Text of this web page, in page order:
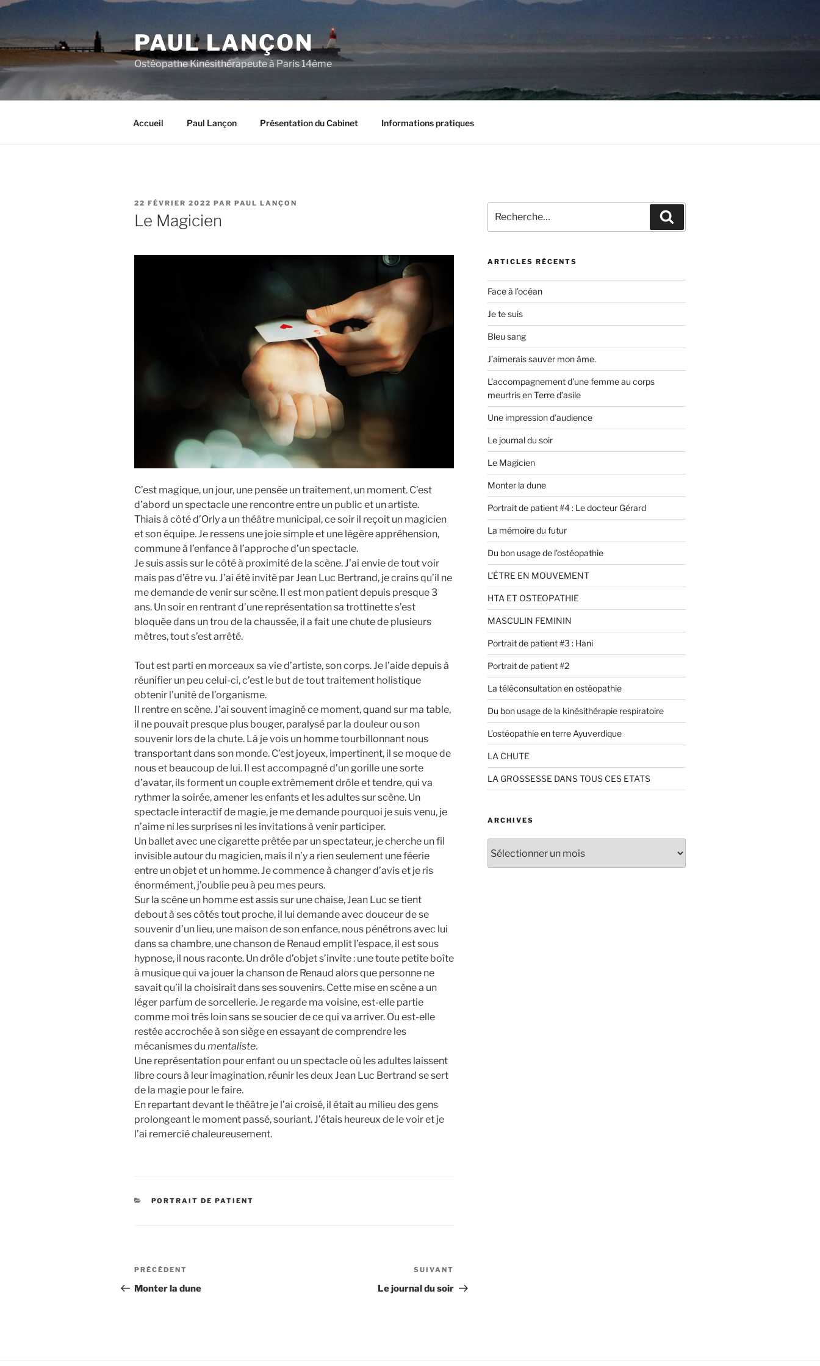
Aller
principal
PAUL LANÇON
Ostéopathe Kinésithérapeute à Paris 14ème
Accueil Paul Lançon Présentation du Cabinet Informations pratiques
PUBLIÉ
LE
22 FÉVRIER 2022 PAR PAUL LANÇON
Le Magicien
C’est magique, un jour, une pensée un traitement, un moment. C’est
d’abord un spectacle une rencontre entre un public et un artiste.
Thiais à côté d’Orly a un théâtre municipal, ce soir il reçoit un magicien
et son équipe. Je ressens une joie simple et une légère appréhension,
commune à l’enfance à l’approche d’un spectacle.
Je suis assis sur le côté à proximité de la scène. J’ai envie de tout voir
mais pas d’être vu. J’ai été invité par Jean Luc Bertrand, je crains qu’il ne
me demande de venir sur scène. Il est mon patient depuis presque 3
ans. Un soir en rentrant d’une représentation sa trottinette s’est
bloquée dans un trou de la chaussée, il a fait une chute de plusieurs
mètres, tout s’est arrêté.
Tout est parti en morceaux sa vie d’artiste, son corps. Je l’aide depuis à
réunifier un peu celui-ci, c’est le but de tout traitement holistique
obtenir l’unité de l’organisme.
Il rentre en scène. J’ai souvent imaginé ce moment, quand sur ma table,
il ne pouvait presque plus bouger, paralysé par la douleur ou son
souvenir lors de la chute. Là je vois un homme tourbillonnant nous
transportant dans son monde. C’est joyeux, impertinent, il se moque de
nous et beaucoup de lui. Il est accompagné d’un gorille une sorte
d’avatar, ils forment un couple extrêmement drôle et tendre, qui va
rythmer la soirée, amener les enfants et les adultes sur scène. Un
spectacle interactif de magie, je me demande pourquoi je suis venu, je
n’aime ni les surprises ni les invitations à venir participer.
Un ballet avec une cigarette prêtée par un spectateur, je cherche un fil
invisible autour du magicien, mais il n’y a rien seulement une féerie
entre un objet et un homme. Je commence à changer d’avis et je ris
énormément, j’oublie peu à peu mes peurs.
Sur la scène un homme est assis sur une chaise, Jean Luc se tient
debout à ses côtés tout proche, il lui demande avec douceur de se
souvenir d’un lieu, une maison de son enfance, nous pénétrons avec lui
dans sa chambre, une chanson de Renaud emplit l’espace, il est sous
hypnose, il nous raconte. Un drôle d’objet s’invite : une toute petite boîte
à musique qui va jouer la chanson de Renaud alors que personne ne
savait qu’il la choisirait dans ses souvenirs. Cette mise en scène a un
léger parfum de sorcellerie. Je regarde ma voisine, est-elle partie
comme moi très loin sans se soucier de ce qui va arriver. Ou est-elle
restée accrochée à son siège en essayant de comprendre les
mécanismes du mentaliste.
Une représentation pour enfant ou un spectacle où les adultes laissent
libre cours à leur imagination, réunir les deux Jean Luc Bertrand se sert
de la magie pour le faire.
En repartant devant le théâtre je l’ai croisé, il était au milieu des gens
prolongeant le moment passé, souriant. J’étais heureux de le voir et je
l’ai remercié chaleureusement.
CATÉGORIES
PORTRAIT DE PATIENT
Navigation
de
Article
précédent
PRÉCÉDENT
Monter la dune
suivant
SUIVANT
Le journal du soir
pour
:
ARTICLES RÉCENTS
Face à l’océan
Je te suis
Bleu sang
J’aimerais sauver mon âme.
L’accompagnement d’une femme au corps
meurtris en Terre d’asile
Une impression d’audience
Le journal du soir
Le Magicien
Monter la dune
Portrait de patient #4 : Le docteur Gérard
La mémoire du futur
Du bon usage de l’ostéopathie
L’ÊTRE EN MOUVEMENT
HTA ET OSTEOPATHIE
MASCULIN FEMININ
Portrait de patient #3 : Hani
Portrait de patient #2
La téléconsultation en ostéopathie
Du bon usage de la kinésithérapie respiratoire
L’ostéopathie en terre Ayuverdique
LA CHUTE
LA GROSSESSE DANS TOUS CES ETATS
ARCHIVES